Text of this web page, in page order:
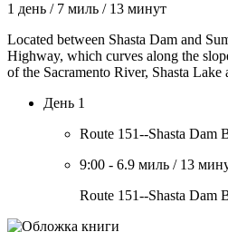
1 день / 7 миль / 13 минут
Located between Shasta Dam and
Highway, which curves along the
of the Sacramento River, Shasta Lake
День 1
Route 151--Shasta Dam
9:00 - 6.9 миль / 13
Route 151--Shasta Dam